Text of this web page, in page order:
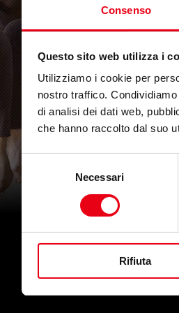
Consenso
Questo sito web utilizza i
Utilizziamo i cookie per
nostro traffico.
di analisi dei dati web,
che hanno raccolto dal suo
Necessari
Rifiuta